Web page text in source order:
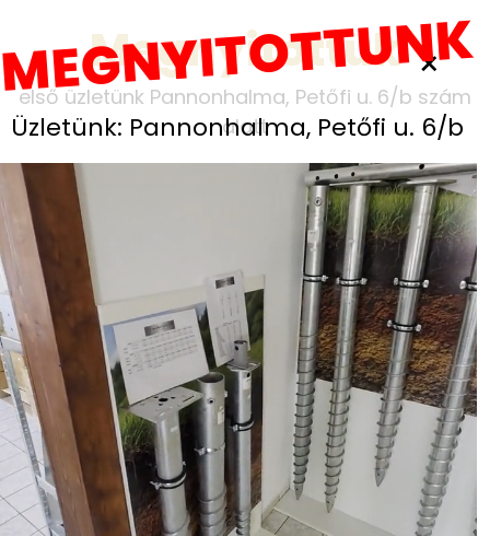
×
Üzletünk: Pannonhalma, Petőfi u. 6/b
Megnyitottuk
első üzletünk Pannonhalma, Petőfi u. 6/b szám
alatt